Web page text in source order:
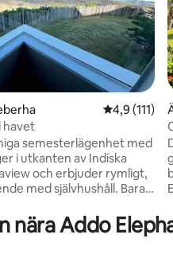
210 omdömen
4,9 av 5 i
4,9 (111)
havet
semesterlägenhet med
i utkanten av Indiska
och erbjuder rymligt,
med självhushåll. Bara
fiskeplatser, är det
familjer och par.
&
nära Addo